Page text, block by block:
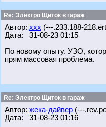
Re: Электро Щиток в гараж
Автор: xxx (---.233.188-
Дата: 31-08-23 01:15
По новому опыту. УЗО,
прям массовая проблема.
Re: Электро Щиток в гараж
Автор: жека-дайвер (---
Дата: 31-08-23 01:16